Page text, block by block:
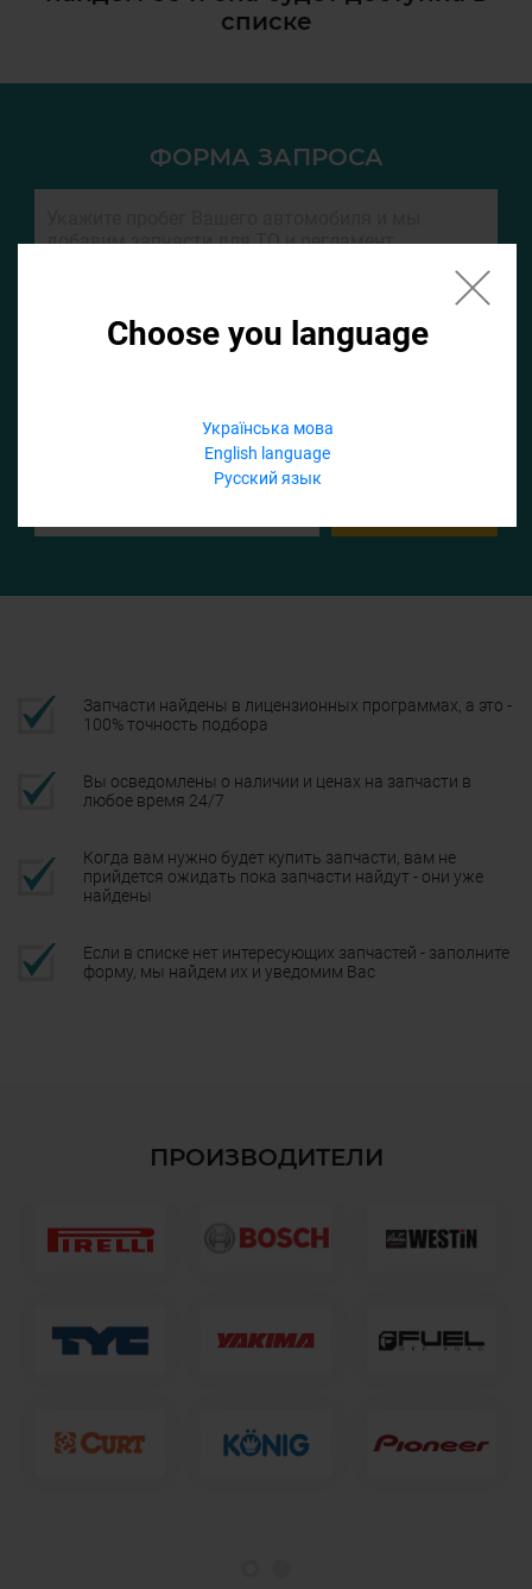
Choose you language
Українська мова
English language
Русский язык
списке
ФОРМА ЗАПРОСА
Запчасти найдены в лицензионных программах, а это -
100% точность подбора
Вы осведомлены о наличии и ценах на запчасти в
любое время 24/7
Когда вам нужно будет купить запчасти, вам не
прийдется ожидать пока запчасти найдут - они уже
найдены
Если в списке нет интересующих запчастей - заполните
форму, мы найдем их и уведомим Вас
ПРОИЗВОДИТЕЛИ